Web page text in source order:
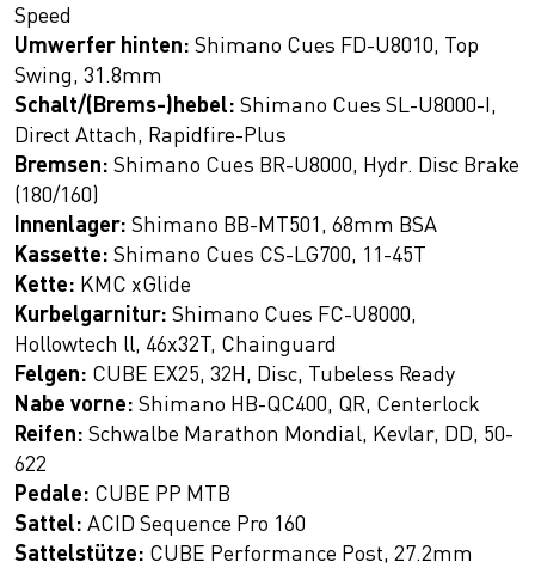
Speed
Umwerfer hinten: Shimano Cues FD-U8010, Top
Swing, 31.8mm
Schalt/(Brems-)hebel: Shimano Cues SL-U8000-I,
Direct Attach, Rapidfire-Plus
Bremsen: Shimano Cues BR-U8000, Hydr. Disc Brake
(180/160)
Innenlager: Shimano BB-MT501, 68mm BSA
Kassette: Shimano Cues CS-LG700, 11-45T
Kette: KMC xGlide
Kurbelgarnitur: Shimano Cues FC-U8000,
Hollowtech ll, 46x32T, Chainguard
Felgen: CUBE EX25, 32H, Disc, Tubeless Ready
Nabe vorne: Shimano HB-QC400, QR, Centerlock
Reifen: Schwalbe Marathon Mondial, Kevlar, DD, 50-
622
Pedale: CUBE PP MTB
Sattel: ACID Sequence Pro 160
Sattelstütze: CUBE Performance Post, 27.2mm